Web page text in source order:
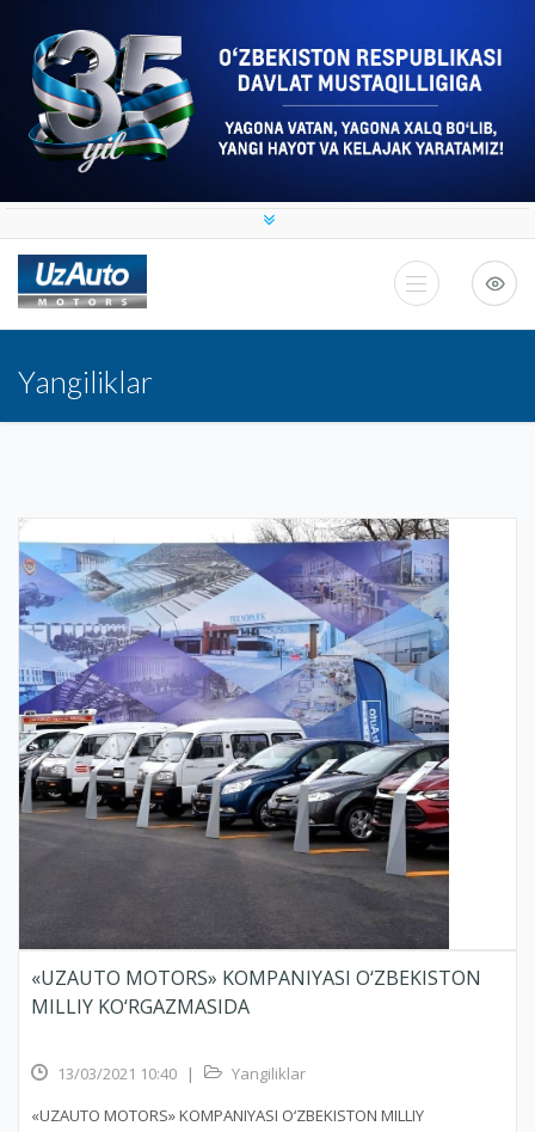
Yangiliklar
«UZAUTO MOTORS» KOMPANIYASI O‘ZBEKISTON
MILLIY KO‘RGAZMASIDA
13/03/2021 10:40 |
Yangiliklar
«UZAUTO MOTORS» KOMPANIYASI O‘ZBEKISTON MILLIY